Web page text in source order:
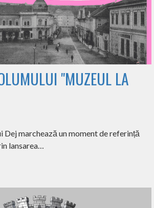
"MUZEUL LA
marchează un moment de referință
lansarea…